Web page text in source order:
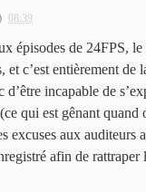
08:39
épisodes de 24FPS,
et c’est entièrement
d’être incapable de
qui est gênant
excuses aux
afin de